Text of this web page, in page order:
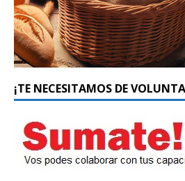
¡TE NECESITAMOS DE